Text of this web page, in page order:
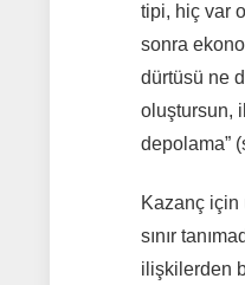
tipi, hiç var
sonra
dürtüsü ne
oluştursun,
depolama”
Kazanç için
sınır
ilişkilerden